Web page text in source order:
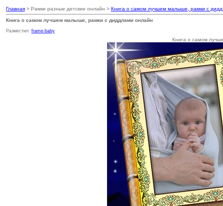
Главная > Рамки разные детские онлайн > Книга о самом лучшем малыше, рамки с
Книга о самом лучшем малыше, рамки с диддлами онлайн
Разместил: frame-baby
Книга о самом